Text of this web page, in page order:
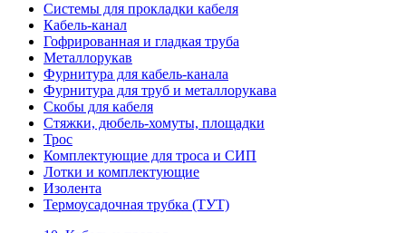
Системы для прокладки кабеля
Кабель-канал
Гофрированная и гладкая труба
Металлорукав
Фурнитура для кабель-канала
Фурнитура для труб и металлорукава
Скобы для кабеля
Стяжки, дюбель-хомуты, площадки
Трос
Комплектующие для троса и СИП
Лотки и комплектующие
Изолента
Термоусадочная трубка (ТУТ)